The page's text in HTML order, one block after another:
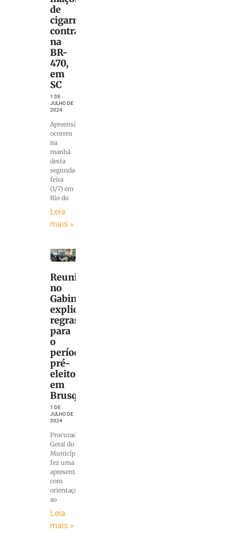
de
cigarros
contrabandeados
na
BR-
470,
em
SC
1 DE
JULHO DE
2024
Apreensão
ocorreu
na
manhã
desta
segunda-
feira
(1/7) em
Rio do
Leia
mais »
Reunião
no
Gabinete
explica
regras
para
o
período
pré-
eleitoral
em
Brusque
1 DE
JULHO DE
2024
Procurador
Geral do
Município
fez uma
apresentação
com
orientações
ao
Leia
mais »